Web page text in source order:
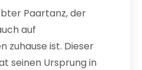
Paartanz, der
auf
zuhause ist. Dieser
seinen Ursprung in